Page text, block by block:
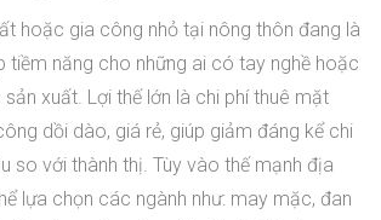
hoặc gia công nhỏ tại nông thôn đang là
tiềm năng cho những ai có tay nghề hoặc
xuất. Lợi thế lớn là chi phí thuê mặt
dồi dào, giá rẻ, giúp giảm đáng kể chi
so với thành thị. Tùy vào thế mạnh địa
lựa chọn các ngành như: may mặc, đan